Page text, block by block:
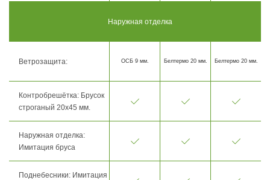
Наружная отделка
Ветрозащита: ОСБ 9 мм. Белтермо 20 мм. Белтермо 20 мм.
Контробрешётка: Брусок
строганый 20х45 мм.
Наружная отделка:
Имитация бруса
Поднебесники: Имитация